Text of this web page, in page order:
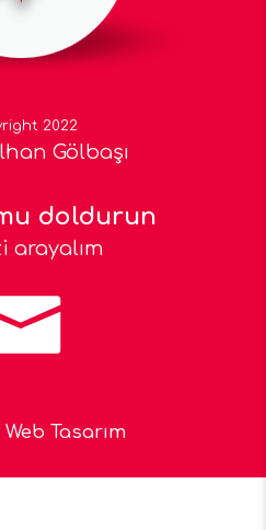
2022
Gölbaşı
doldurun
arayalım
Web Tasarım